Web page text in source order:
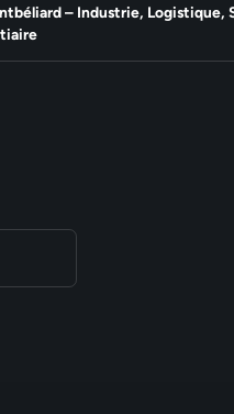
– Industrie, Logistique,